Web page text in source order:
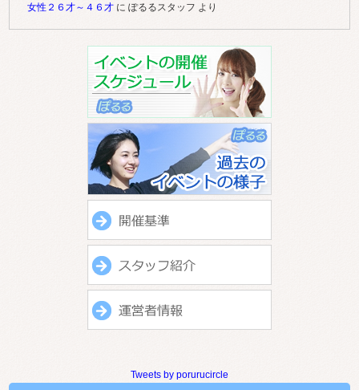
女性２６才～４６才 にぽるるスタッフ より
Tweets by porurucircle